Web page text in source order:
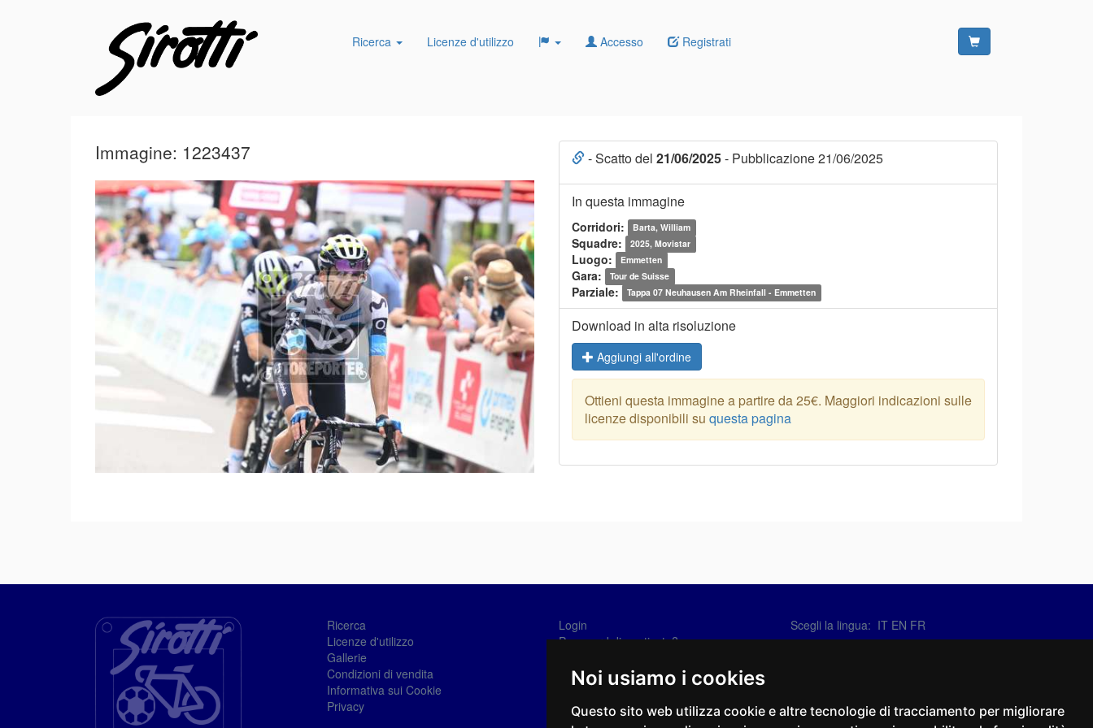
Noi usiamo i cookies
Questo sito web utilizza cookie e altre tecnologie di tracciamento per migliorare
Ricerca Licenze d'utilizzo Accesso Registrati
Immagine: 1223437 - Scatto del 21/06/2025- Pubblicazione 21/06/2025
In questa immagine
Corridori: Barta, William
Squadre: 2025, Movistar
Luogo: Emmetten
Gara: Tour de Suisse
Parziale: Tappa 07 Neuhausen Am Rheinfall - Emmetten
Download in alta risoluzione
Aggiungi all'ordine
Ottieni questa immagine a partire da 25€. Maggiori indicazioni sulle
licenze disponibili su questa pagina
Ricerca
Licenze d'utilizzo
Gallerie
Condizioni di vendita
Informativa sui Cookie
Privacy
Login
Password dimenticata?
Scegli la lingua: IT EN FR
Social